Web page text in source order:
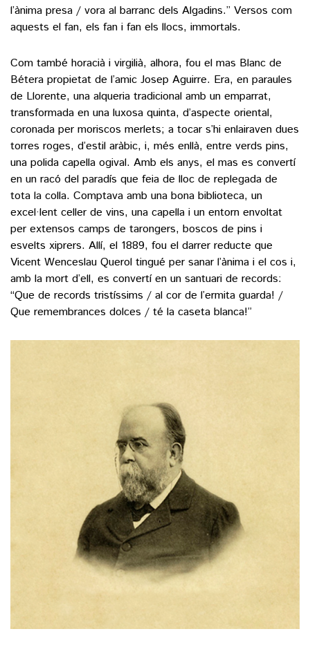
l’ànima presa / vora al barranc dels Algadins.” Versos com
aquests el fan, els fan i fan els llocs, immortals.
Com també horacià i virgilià, alhora, fou el mas Blanc de
Bétera propietat de l’amic Josep Aguirre. Era, en paraules
de Llorente, una alqueria tradicional amb un emparrat,
transformada en una luxosa quinta, d’aspecte oriental,
coronada per moriscos merlets; a tocar s’hi enlairaven dues
torres roges, d’estil aràbic, i, més enllà, entre verds pins,
una polida capella ogival. Amb els anys, el mas es convertí
en un racó del paradís que feia de lloc de replegada de
tota la colla. Comptava amb una bona biblioteca, un
excel·lent celler de vins, una capella i un entorn envoltat
per extensos camps de tarongers, boscos de pins i
esvelts xiprers. Allí, el 1889, fou el darrer reducte que
Vicent Wenceslau Querol tingué per sanar l’ànima i el cos i,
amb la mort d’ell, es convertí en un santuari de records:
“Que de records tristíssims / al cor de l’ermita guarda! /
Que remembrances dolces / té la caseta blanca!”